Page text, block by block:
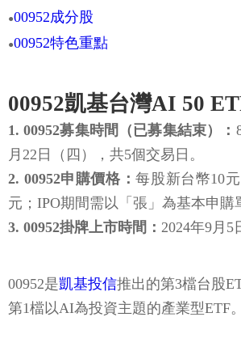
●00952成分股
●00952特色重點
00952凱基台灣AI 50
1. 00952募集時間（已募集結束）：
月22日（四），共5個交易日。
2. 00952申購價格：每股新台幣10
元；IPO期間需以「張」為基本申購
3. 00952掛牌上市時間： 2024年9月5
00952是凱基投信推出的第3檔台股
第1檔以AI為投資主題的產業型ETF。